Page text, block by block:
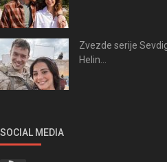
Zvezde serije
Helin...
SOCIAL MEDIA